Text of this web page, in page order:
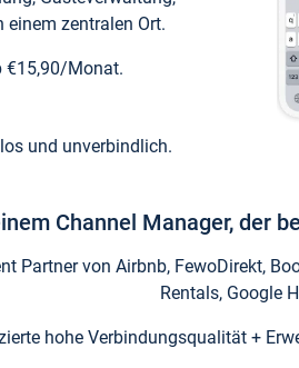
zentralen Ort.
€15,90/Monat.
und unverbindlich.
Channel Manager, der
Partner von Airbnb, FewoDirekt,
Rentals, Google
hohe Verbindungsqualität +